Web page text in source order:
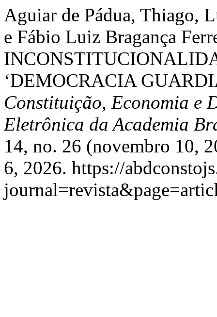
Aguiar de Pádua, Thiago,
e Fábio Luiz Bragança
‘DEMOCRACIA
Constituição, Economia e
Eletrônica da Academia
14, no. 26 (novembro 10,
6, 2026. https://